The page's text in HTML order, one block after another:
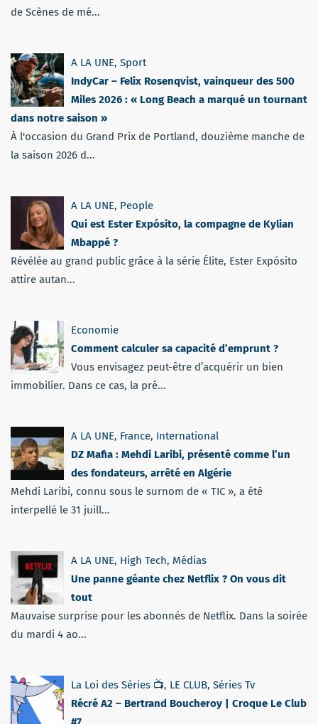
de Scènes de mé...
A LA UNE, Sport
IndyCar – Felix Rosenqvist, vainqueur des 500
Miles 2026 : « Long Beach a marqué un tournant
dans notre saison »
À l'occasion du Grand Prix de Portland, douzième manche de
la saison 2026 d...
A LA UNE, People
Qui est Ester Expósito, la compagne de Kylian
Mbappé ?
Révélée au grand public grâce à la série Élite, Ester Expósito
attire autan...
Economie
Comment calculer sa capacité d’emprunt ?
Vous envisagez peut-être d’acquérir un bien
immobilier. Dans ce cas, la pré...
A LA UNE, France, International
DZ Mafia : Mehdi Laribi, présenté comme l’un
des fondateurs, arrêté en Algérie
Mehdi Laribi, connu sous le surnom de « TIC », a été
interpellé le 31 juill...
A LA UNE, High Tech, Médias
Une panne géante chez Netflix ? On vous dit
tout
Mauvaise surprise pour les abonnés de Netflix. Dans la soirée
du mardi 4 ao...
La Loi des Séries 📺, LE CLUB, Séries Tv
Récré A2 – Bertrand Boucheroy | Croque Le Club